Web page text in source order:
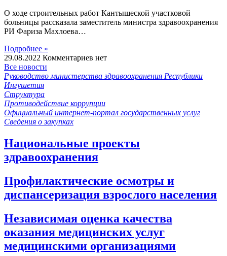
О ходе строительных работ Кантышеской участковой
больницы рассказала заместитель министра здравоохранения
РИ Фариза Махлоева…
Подробнее »
29.08.2022 Комментариев нет
Все новости
Руководство министерства здравоохранения Республики
Ингушетия
Структура
Противодействие коррупции
Официальный интернет-портал государственных услуг
Сведения о закупках
Национальные проекты
здравоохранения
Профилактические осмотры и
диспансеризация взрослого населения
Независимая оценка качества
оказания медицинских услуг
медицинскими организациями